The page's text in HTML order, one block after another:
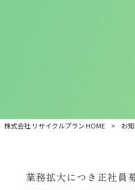
株式会社 リサイクルプラン HOME > お
業務拡大につき正社員